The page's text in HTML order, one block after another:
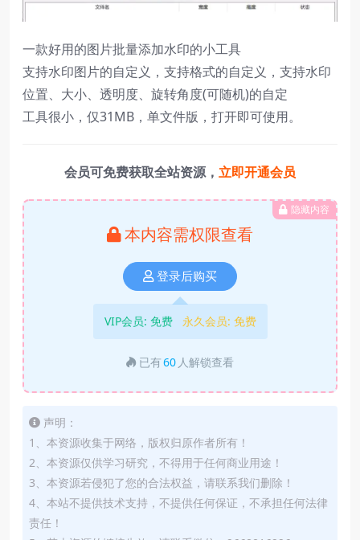
一款好用的图片批量添加水印的小工具
支持水印图片的自定义，支持格式的自定义，支持水印
位置、大小、透明度、旋转角度(可随机)的自定
工具很小，仅31MB，单文件版，打开即可使用。
会员可免费获取全站资源， 立即开通会员
隐藏内容
本内容需权限查看
登录后购买
VIP会员: 免费 永久会员: 免费
已有60 人解锁查看
声明：
1、本资源收集于网络，版权归原作者所有！
2、本资源仅供学习研究，不得用于任何商业用途！
3、本资源若侵犯了您的合法权益，请联系我们删除！
4、本站不提供技术支持，不提供任何保证，不承担任何法律
责任！